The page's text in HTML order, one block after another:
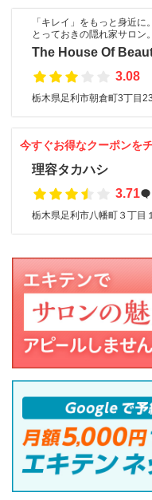
「キレイ」をもっと身近に
とっておきの隠れ家サロン。
The House Of
3.08
栃木県足利市朝倉町3丁目
今すぐお得なクーポンを
理容タカハシ
3.71
栃木県足利市八幡町３丁目